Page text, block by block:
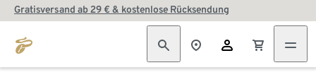
Gratisversand ab 29 € & kostenlose Rücksendung